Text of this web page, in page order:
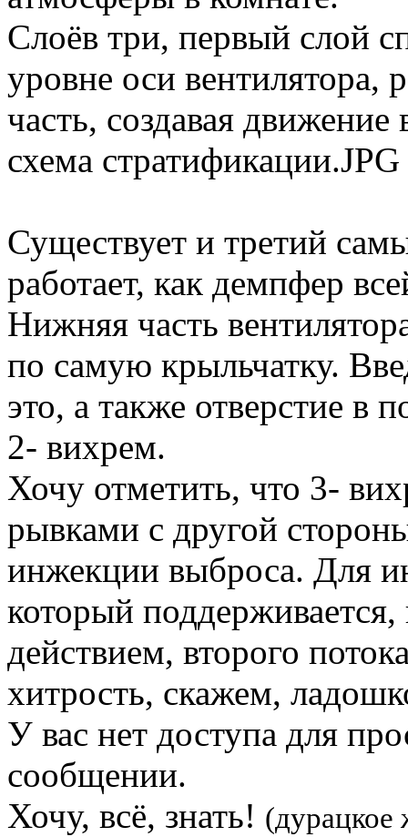
Слоёв три, первый слой
уровне оси вентилятора,
часть, создавая движение
схема стратификации.JPG
Существует и третий
работает, как демпфер
Нижняя часть
по самую крыльчатку.
это, а также отверстие в
2- вихрем.
Хочу отметить, что 3-
рывками с другой
инжекции выброса. Для
который
действием, второго
хитрость, скажем,
У вас нет доступа для
сообщении.
Хочу, всё, знать! (дурацкое